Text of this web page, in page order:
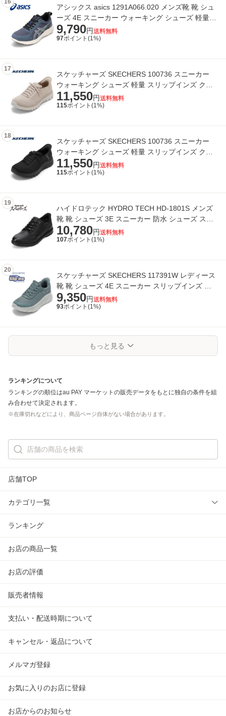
16
アシックス asics 1291A066.020 メンズ靴 靴 シュ
ーズ 4E スニーカー ウォーキング シューズ 軽量
クッション性 通気性 メッシュ GEL-FUN
9,790円送料無料
97ポイント(1%)
17
スケッチャーズ SKECHERS 100736 スニーカー
ウォーキング シューズ 軽量 スリップインズ クッ
ション性 GRACEFUL - FIRST ストレッチ ロ
11,550円送料無料
115ポイント(1%)
18
スケッチャーズ SKECHERS 100736 スニーカー
ウォーキング シューズ 軽量 スリップインズ クッ
ション性 GRACEFUL - FIRST ストレッチ ロ
11,550円送料無料
115ポイント(1%)
19
ハイドロテック HYDRO TECH HD-1801S メンズ
靴 靴 シューズ 3E スニーカー 防水 シューズ スパ
ットシューズ 手を使わずに履ける クッショ
10,780円送料無料
107ポイント(1%)
20
スケッチャーズ SKECHERS 117391W レディース
靴 靴 シューズ 4E スニーカー スリップインズ ハ
ンズフリー クッション性 通気性 メッシュ
9,350円送料無料
93ポイント(1%)
もっと見る
ランキングについて
ランキングの順位はau PAY マーケット の販売データをもとに独自の条件を組
み合わせて決定されます。
※在庫切れなどにより、商品ページ自体がない場合があります。
店舗TOP
カテゴリ一覧
レディースファッション
メンズファッション
キッズベビー・マタニティ
日用品・文房具・手芸用品
バッグ・財布・ファッション小物
インナー・ルームウェア
ダイエット・健康
ビューティ・コスメ (
おもちゃ・趣味 (
ランキング
お店の商品一覧
お店の評価
販売者情報
支払い・配送時期について
キャンセル・返品について
メルマガ登録
お気に入りのお店に登録
お店からのお知らせ